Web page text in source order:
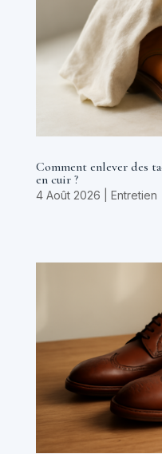
Comment enlever des
en cuir ?
4 Août 2026 Entretien